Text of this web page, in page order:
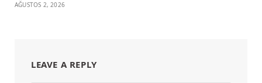
AĞUSTOS 2, 2026
LEAVE A REPLY